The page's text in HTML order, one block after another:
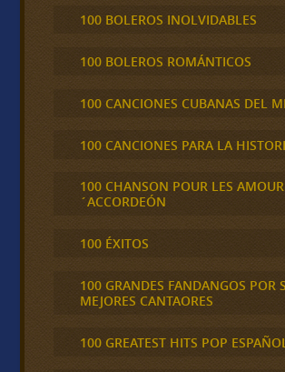
100 BOLEROS INOLVIDABLES
100 BOLEROS ROMÁNTICOS
100 CANCIONES CUBANAS DEL
100 CANCIONES PARA LA
100 CHANSON POUR LES
´ACCORDEÓN
100 ÉXITOS
100 GRANDES FANDANGOS POR
MEJORES CANTAORES
100 GREATEST HITS POP ESPAÑOL